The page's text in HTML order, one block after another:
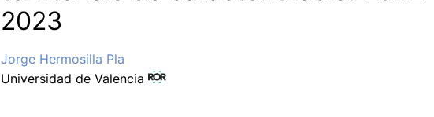
2023
Jorge Hermosilla Pla
Universidad de Valencia